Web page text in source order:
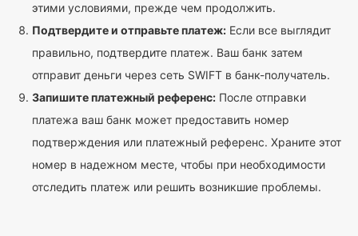
этими условиями, прежде чем продолжить.
Подтвердите и отправьте платеж: Если все выглядит
правильно, подтвердите платеж. Ваш банк затем
отправит деньги через сеть SWIFT в банк-получатель.
Запишите платежный референс: После отправки
платежа ваш банк может предоставить номер
подтверждения или платежный референс. Храните этот
номер в надежном месте, чтобы при необходимости
отследить платеж или решить возникшие проблемы.